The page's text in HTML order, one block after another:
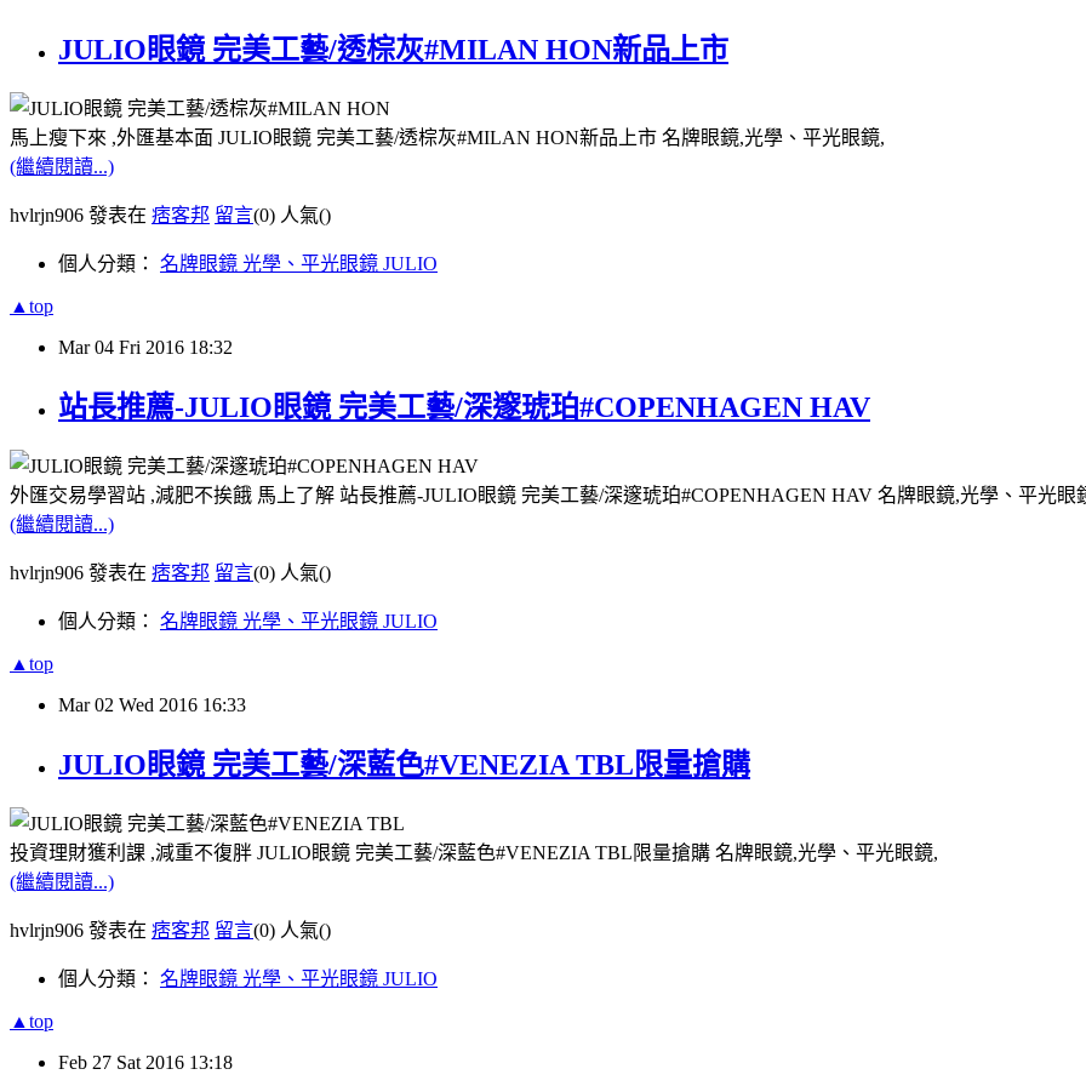
JULIO眼鏡 完美工藝/透棕灰#MILAN HON新品上市
馬上瘦下來 ,外匯基本面 JULIO眼鏡 完美工藝/透棕灰#MILAN HON新品上市 名牌眼鏡,光學、平光眼鏡,
(繼續閱讀...)
hvlrjn906 發表在 痞客邦 留言(0) 人氣()
個人分類： 名牌眼鏡 光學、平光眼鏡 JULIO
▲top
Mar 04 Fri 2016 18:32
站長推薦-JULIO眼鏡 完美工藝/深邃琥珀#COPENHAGEN HAV
外匯交易學習站 ,減肥不挨餓 馬上了解 站長推薦-JULIO眼鏡 完美工藝/深邃琥珀#COPENHAGEN HAV 名牌眼鏡,光學、平光眼
(繼續閱讀...)
hvlrjn906 發表在 痞客邦 留言(0) 人氣()
個人分類： 名牌眼鏡 光學、平光眼鏡 JULIO
▲top
Mar 02 Wed 2016 16:33
JULIO眼鏡 完美工藝/深藍色#VENEZIA TBL限量搶購
投資理財獲利課 ,減重不復胖 JULIO眼鏡 完美工藝/深藍色#VENEZIA TBL限量搶購 名牌眼鏡,光學、平光眼鏡,
(繼續閱讀...)
hvlrjn906 發表在 痞客邦 留言(0) 人氣()
個人分類： 名牌眼鏡 光學、平光眼鏡 JULIO
▲top
Feb 27 Sat 2016 13:18